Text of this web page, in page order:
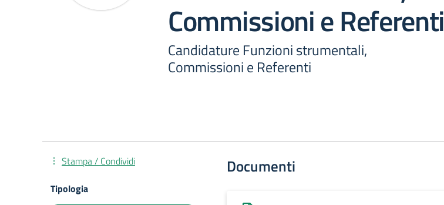
Commissioni e Referenti
Candidature Funzioni strumentali,
Commissioni e Referenti
Documenti
Stampa / Condividi
Tipologia